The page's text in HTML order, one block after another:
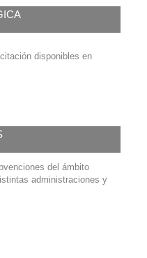
disponibles en
del ámbito
administraciones y